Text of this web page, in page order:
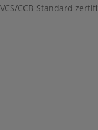
CCB-Standard